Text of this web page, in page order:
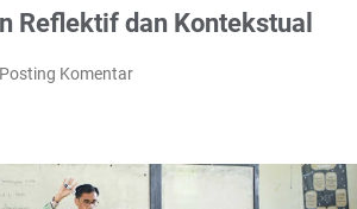
Reflektif dan Kontekstual
Posting Komentar